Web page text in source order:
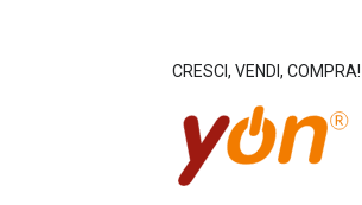
CRESCI, VENDI, COMPRA!